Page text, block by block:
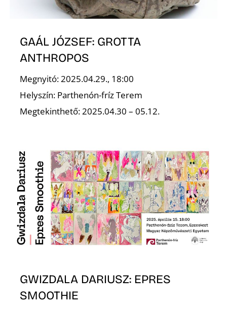
GAÁL JÓZSEF: GROTTA
ANTHROPOS
Megnyitó: 2025.04.29., 18:00
Helyszín: Parthenón-fríz Terem
Megtekinthető: 2025.04.30 – 05.12.
GWIZDALA DARIUSZ: EPRES
SMOOTHIE